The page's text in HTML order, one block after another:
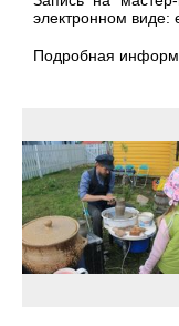
электронном виде:
Подробная